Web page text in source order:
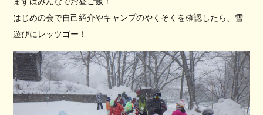
はじめの会で自己紹介やキャンプのやくそくを確認したら、雪
遊びにレッツゴー！